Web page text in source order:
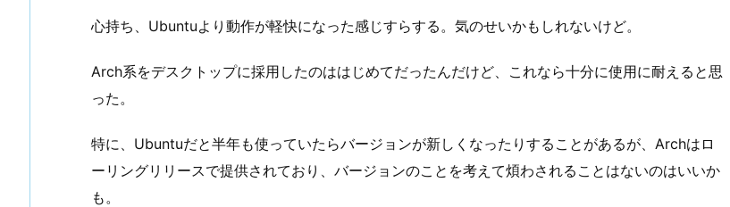
心持ち、Ubuntuより動作が軽快になった感じすらする。気のせいかもしれないけど。
Arch系をデスクトップに採用したのははじめてだったんだけど、これなら十分に使用に耐えると思
った。
特に、Ubuntuだと半年も使っていたらバージョンが新しくなったりすることがあるが、Archはロ
ーリングリリースで提供されており、バージョンのことを考えて煩わされることはないのはいいか
も。